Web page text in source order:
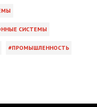
СИСТЕМЫ
ПРОМЫШЛЕННОСТЬ